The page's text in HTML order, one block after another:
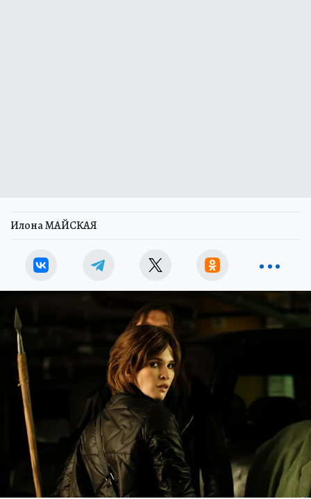
Илона МАЙСКАЯ